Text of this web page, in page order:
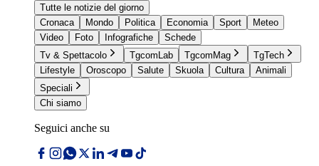
Tutte le notizie del giorno
Cronaca
Mondo Politica Economia Sport
Meteo
Video
Foto Infografiche
Schede
Tv & Spettacolo
TgcomLab TgcomMag
TgTech
Lifestyle
Oroscopo Salute Skuola Cultura
Animali
Speciali
Chi siamo
Seguici anche su